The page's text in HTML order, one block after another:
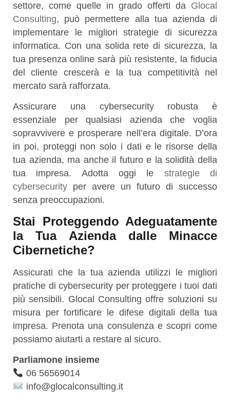
settore, come quelle in grado offerti da Glocal
Consulting, può permettere alla tua azienda di
implementare le migliori strategie di sicurezza
informatica. Con una solida rete di sicurezza, la
tua presenza online sarà più resistente, la fiducia
del cliente crescerà e la tua competitività nel
mercato sarà rafforzata.
Assicurare una cybersecurity robusta è
essenziale per qualsiasi azienda che voglia
sopravvivere e prosperare nell’era digitale. D’ora
in poi, proteggi non solo i dati e le risorse della
tua azienda, ma anche il futuro e la solidità della
tua impresa. Adotta oggi le strategie di
cybersecurity per avere un futuro di successo
senza preoccupazioni.
Stai Proteggendo Adeguatamente
la Tua Azienda dalle Minacce
Cibernetiche?
Assicurati che la tua azienda utilizzi le migliori
pratiche di cybersecurity per proteggere i tuoi dati
più sensibili. Glocal Consulting offre soluzioni su
misura per fortificare le difese digitali della tua
impresa. Prenota una consulenza e scopri come
possiamo aiutarti a restare al sicuro.
Parliamone insieme
06 56569014
info@glocalconsulting.it